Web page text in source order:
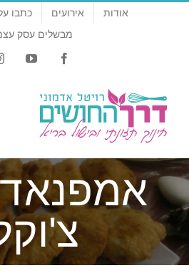
דלג
אודות אירועים כתבו
מבשלים עסק
Facebook